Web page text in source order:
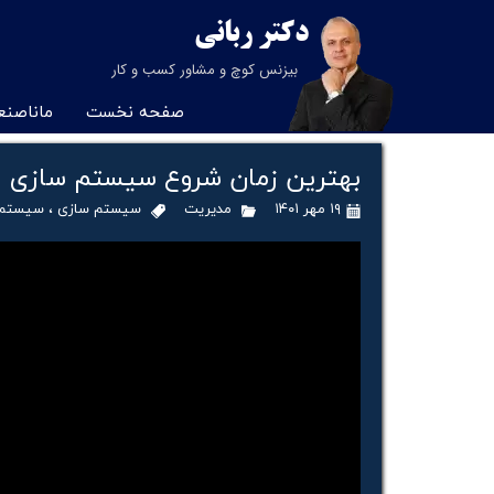
دکترربانی
بیزنس کوچ و مشاور کسب و کار
صفحه نخست
برنامه جامع توسعه
مشاوره کسب و کار در
مشاور کسب و کار
مشاور کسب و
بهترین زمان شروع سیستم سازی
۱۹ مهر ۱۴۰۱ مدیریت سیستم سازی ،